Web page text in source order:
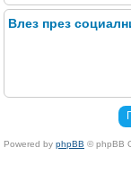
Влез през
Powered by phpBB © phpBB